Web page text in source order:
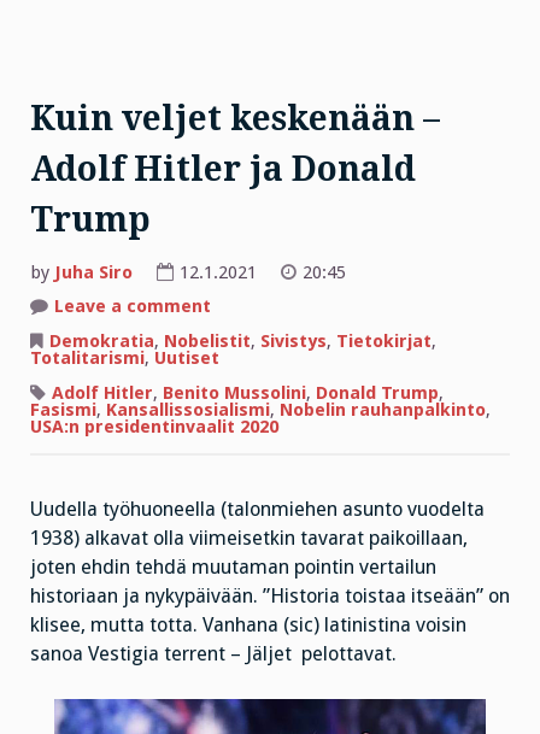
Kuin veljet keskenään –
Adolf Hitler ja Donald
Trump
by Juha Siro 12.1.2021
20:45
Leave a comment
veljet
keskenään
Adolf
Hitler
ja
Demokratia, Nobelistit, Sivistys, Tietokirjat,
Totalitarismi, Uutiset
Adolf Hitler, Benito Mussolini, Donald Trump,
Fasismi, Kansallissosialismi, Nobelin rauhanpalkinto,
USA:n presidentinvaalit 2020
Uudella työhuoneella (talonmiehen asunto vuodelta
1938) alkavat olla viimeisetkin tavarat paikoillaan,
joten ehdin tehdä muutaman pointin vertailun
historiaan ja nykypäivään. ”Historia toistaa itseään” on
klisee, mutta totta. Vanhana (sic) latinistina voisin
sanoa Vestigia terrent – Jäljet pelottavat.